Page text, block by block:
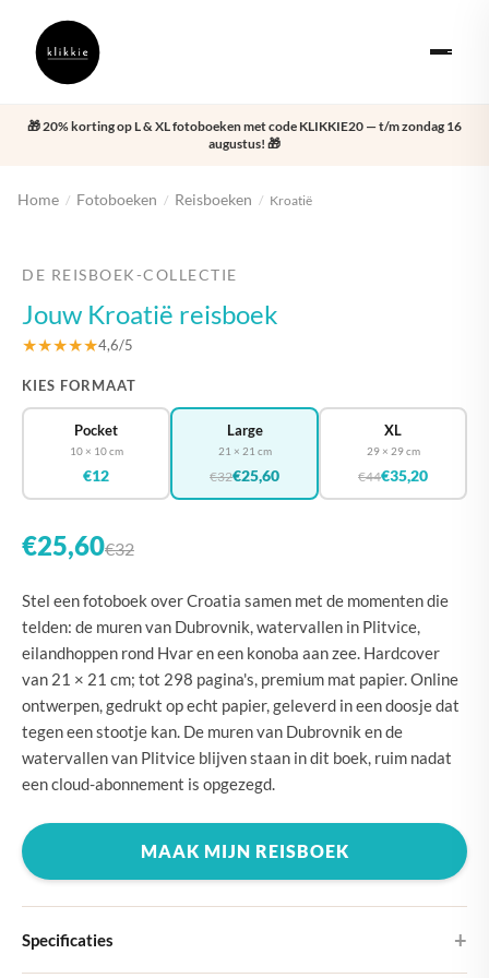
🎁 20% korting op L & XL fotoboeken met code KLIKKIE20 — t/m zondag 16
augustus! 🎁
Home / Fotoboeken / Reisboeken / Kroatië
DE REISBOEK-COLLECTIE
Jouw Kroatië reisboek
★★★★★4,6/5
KIES FORMAAT
Pocket
10 × 10 cm
€12
Large
21 × 21 cm
€32€25,60
XL
29 × 29 cm
€44€35,20
€25,60€32
Stel een fotoboek over Croatia samen met de momenten die
telden: de muren van Dubrovnik, watervallen in Plitvice,
eilandhoppen rond Hvar en een konoba aan zee. Hardcover
van 21 × 21 cm; tot 298 pagina's, premium mat papier. Online
ontwerpen, gedrukt op echt papier, geleverd in een doosje dat
tegen een stootje kan. De muren van Dubrovnik en de
watervallen van Plitvice blijven staan in dit boek, ruim nadat
een cloud-abonnement is opgezegd.
MAAK MIJN REISBOEK
Specificaties